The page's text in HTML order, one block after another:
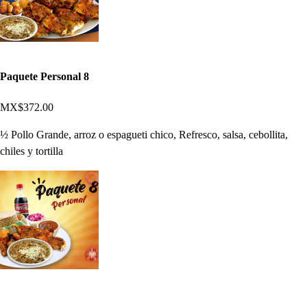
Paquete Personal 8
MX$372.00
½ Pollo Grande, arroz o espagueti chico, Refresco, salsa, cebollita,
chiles y tortilla